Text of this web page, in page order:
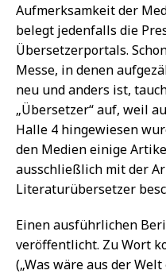
Aufmerksamkeit der
belegt jedenfalls die
Übersetzerportals.
Messe, in denen
neu und anders ist,
„Übersetzer“ auf, weil
Halle 4 hingewiesen
den Medien einige
ausschließlich mit der
Literaturübersetzer
Einen ausführlichen
veröffentlicht. Zu Wort
(„Was wäre aus der